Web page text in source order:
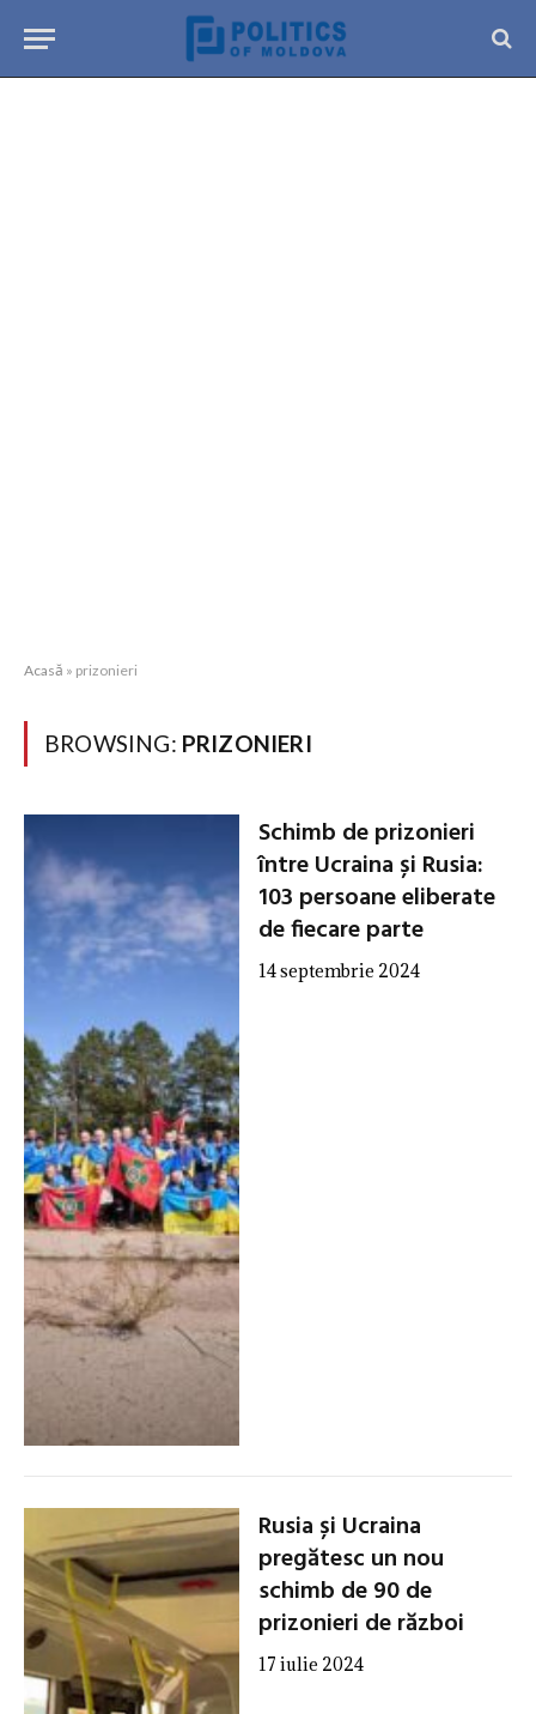
Acasă » prizonieri
BROWSING: PRIZONIERI
Schimb de prizonieri
între Ucraina și Rusia:
103 persoane eliberate
de fiecare parte
14 septembrie 2024
Rusia și Ucraina
pregătesc un nou
schimb de 90 de
prizonieri de război
17 iulie 2024